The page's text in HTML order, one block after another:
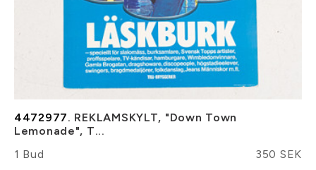
4472977. REKLAMSKYLT, "Down Town
Lemonade", T...
1 Bud
350 SEK